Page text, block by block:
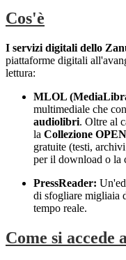
Cos'è
I servizi digitali dello
piattaforme digitali
lettura:
MLOL
multimediale che
audiolibri. Oltre al
la Collezione OPEN
gratuite (testi,
per il download o la
PressReader:
di sfogliare migliaia
tempo reale.
Come si accede